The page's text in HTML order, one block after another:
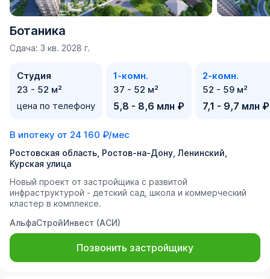
Ботаника
Сдача: 3 кв. 2028 г.
Студия
23 - 52 м²
цена по телефону
1-комн.
37 - 52 м²
5,8 - 8,6 млн ₽
2-комн.
52 - 59 м²
7,1 - 9,7 млн ₽
В ипотеку от 24 160 ₽/мес
Ростовская область, Ростов-на-Дону, Ленинский,
Курская улица
Новый проект от застройщика с развитой
инфраструктурой - детский сад, школа и коммерческий
кластер в комплексе.
АльфаСтройИнвест (АСИ)
Позвонить застройщику